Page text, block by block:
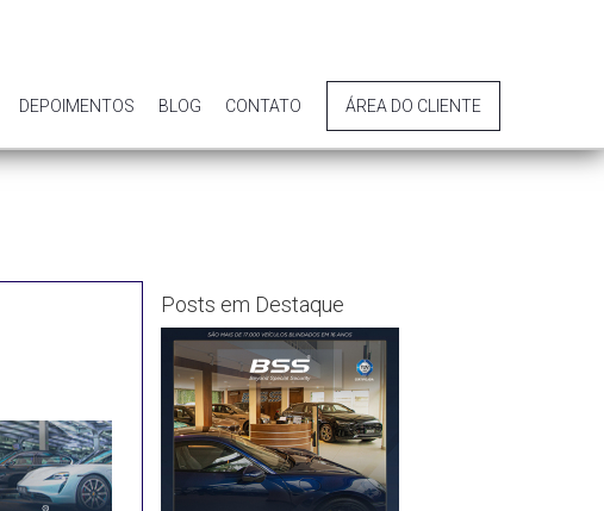
DEPOIMENTOS BLOG CONTATO ÁREA DO CLIENTE
Posts em Destaque